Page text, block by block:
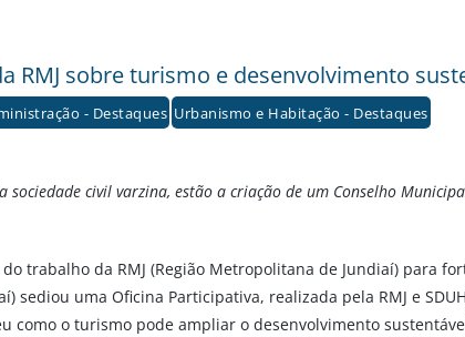
RMJ sobre turismo e desenvolvimento
- Destaques Urbanismo e Habitação - Destaques
civil varzina, estão a criação de um Conselho
trabalho da RMJ (Região Metropolitana de Jundiaí) para
sediou uma Oficina Participativa, realizada pela RMJ e
como o turismo pode ampliar o desenvolvimento